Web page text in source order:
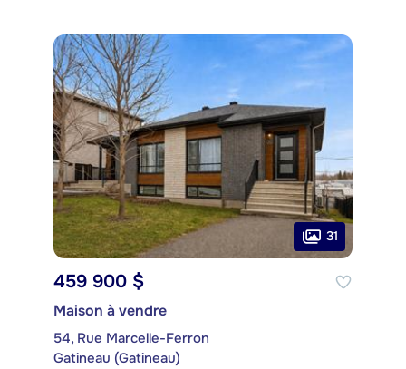
31
459 900 $
Maison à vendre
54, Rue Marcelle-Ferron
Gatineau (Gatineau)